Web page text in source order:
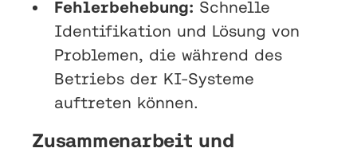
Fehlerbehebung: Schnelle
Identifikation und Lösung von
Problemen, die während des
Betriebs der KI-Systeme
auftreten können.
Zusammenarbeit und